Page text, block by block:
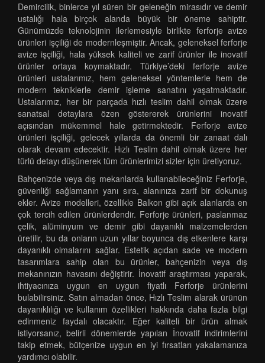
Demircilik, binlerce yıl süren bir geleneğin mirasıdır ve demir
ustalığı hala birçok alanda büyük bir öneme sahiptir.
Günümüzde teknolojinin ilerlemesiyle birlikte ferforje avize
ürünleri işçiliği de modernleşmiştir. Ancak, geleneksel ferforje
avize işçiliği, hala yüksek kaliteli ve zarif ürünler ile inovatif
ürünler ortaya koymaktadır. Türkiye’deki ferforje avize
ürünleri ustalarımız, hem geleneksel yöntemlerle hem de
modern tekniklerle demir işleme sanatını yaşatmaktadır.
Ustalarımız, her bir parçada hızlı teslim dahil olmak üzere
sanatsal detaylara özen göstererek ürünlerini inovatif
açısından mükemmel hale getirmektedir. Ferforje avize
ürünleri işçiliği, gelecek yıllarda da önemli bir zanaat dalı
olarak devam edecektir. Hızlı Teslim dahil olmak üzere her
türlü detayı düşünerek tüm ürünlerimizi sizler için üretiyoruz.
Bahçenizde veya dış mekanlarda kullanabileceğiniz Ferforje,
güvenliği sağlamanın yanı sıra, alanınıza zarif bir dokunuş
ekler. Avize modelleri, özellikle Balkon gibi açık alanlarda en
çok tercih edilen ürünlerdendir. Ferforje ürünleri, paslanmaz
çelik, alüminyum ve demir gibi dayanıklı malzemelerden
üretilir, bu da onların uzun yıllar boyunca dış etkenlere karşı
dayanıklı olmalarını sağlar. Estetik açıdan sade ve modern
tasarımlara sahip olan bu ürünler, bahçenizin veya dış
mekanınızın havasını değiştirir. İnovatif araştırması yaparak,
ihtiyacınıza uygun en uygun fiyatlı Ferforje ürünlerini
bulabilirsiniz. Satın almadan önce, Hızlı Teslim alarak ürünün
dayanıklılığı ve kullanım özellikleri hakkında daha fazla bilgi
edinmeniz faydalı olacaktır. Eğer kaliteli bir ürün almak
istiyorsanız, belirli dönemlerde yapılan İnovatif indirimlerini
takip etmek, bütçenize uygun en iyi fırsatları yakalamanıza
yardımcı olabilir.